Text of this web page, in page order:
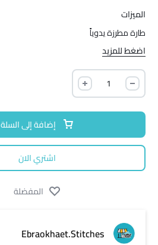
الميزات
طارة مطرزة يدوياً
اضغط للمزيد
إضافة إلى السلة
اشتري الان
المفضلة
Ebraokhaet.Stitches